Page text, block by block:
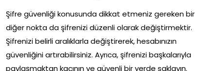
Şifre güvenliği konusunda dikkat etmeniz gereken bir
diğer nokta da şifrenizi düzenli olarak değiştirmektir.
Şifrenizi belirli aralıklarla değiştirerek, hesabınızın
güvenliğini artırabilirsiniz. Ayrıca, şifrenizi başkalarıyla
paylaşmaktan kaçının ve güvenli bir yerde saklayın.